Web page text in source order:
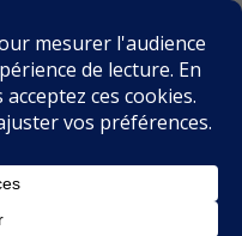
BIBLIOPHILES, DE LA